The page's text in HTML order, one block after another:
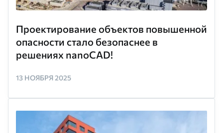
Проектирование объектов повышенной
опасности стало безопаснее в
решениях nanoCAD!
13 НОЯБРЯ 2025